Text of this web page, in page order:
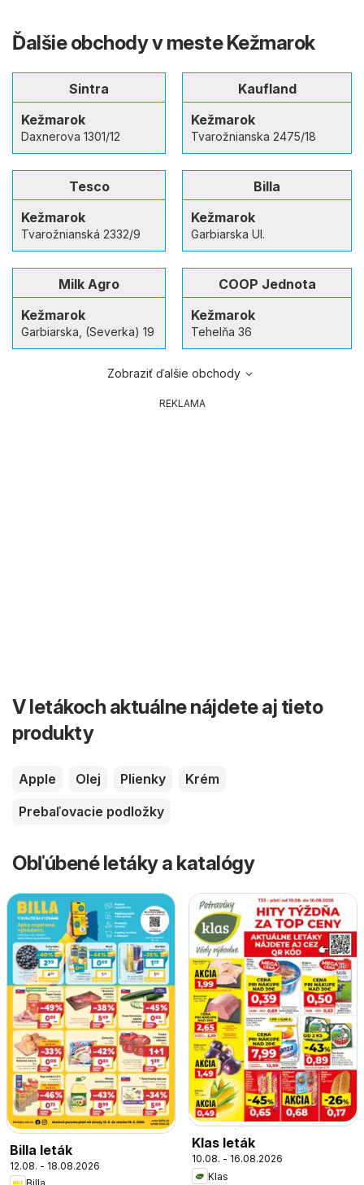
Ďalšie obchody v meste Kežmarok
Sintra
Kežmarok
Daxnerova 1301/12
Kaufland
Kežmarok
Tvarožnianska 2475/18
Tesco
Kežmarok
Tvarožnianská 2332/9
Billa
Kežmarok
Garbiarska Ul.
Milk Agro
Kežmarok
Garbiarska, (Severka) 19
COOP Jednota
Kežmarok
Tehelňa 36
Zobraziť ďalšie obchody
REKLAMA
V letákoch aktuálne nájdete aj tieto
produkty
Apple Olej Plienky
Krém
Prebaľovacie podložky
Obľúbené letáky a katalógy
Billa leták
12.08. - 18.08.2026
Klas leták
10.08. - 16.08.2026
Klas